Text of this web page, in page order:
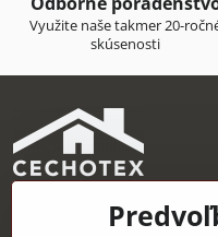
Využite naše takmer 20-
skúsenosti
CECHOTEX s.r.o.